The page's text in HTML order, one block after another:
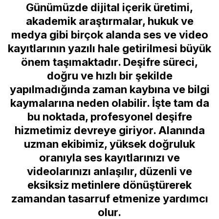
Günümüzde dijital içerik üretimi,
akademik araştırmalar, hukuk ve
medya gibi birçok alanda ses ve video
kayıtlarının yazılı hale getirilmesi büyük
önem taşımaktadır. Deşifre süreci,
doğru ve hızlı bir şekilde
yapılmadığında zaman kaybına ve bilgi
kaymalarına neden olabilir. İşte tam da
bu noktada, profesyonel deşifre
hizmetimiz devreye giriyor. Alanında
uzman ekibimiz, yüksek doğruluk
oranıyla ses kayıtlarınızı ve
videolarınızı anlaşılır, düzenli ve
eksiksiz metinlere dönüştürerek
zamandan tasarruf etmenize yardımcı
olur.